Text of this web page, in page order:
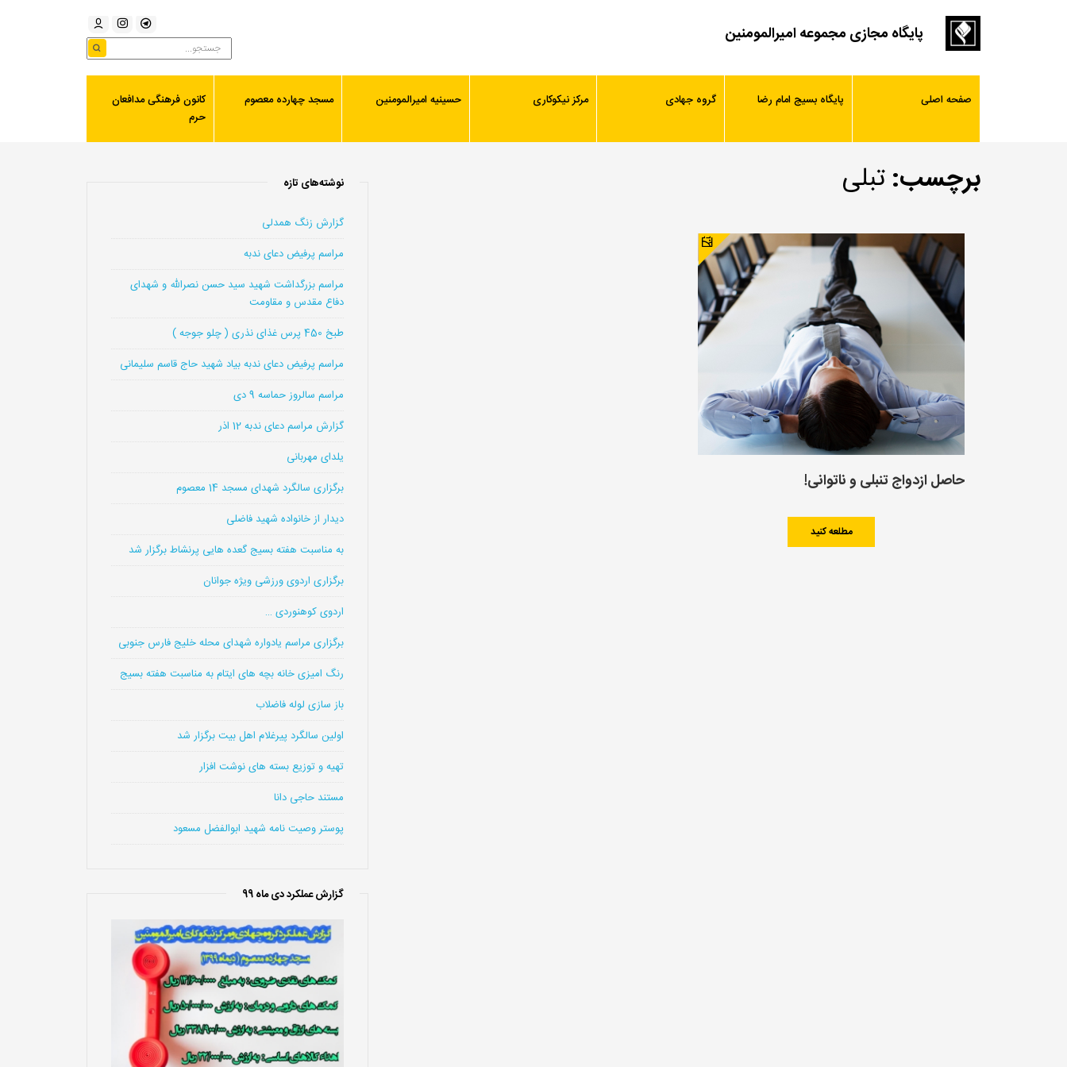
پایگاه مجازی مجموعه امیرالمومنین
صفحه اصلی پایگاه بسیج امام رضا گروه جهادی مرکز نیکوکاری حسینیه امیرالمومنین مسجد چهارده معصوم
کانون فرهنگی مدافعان
حرم
برچسب:تبلی
حاصل ازدواج تنبلى و ناتوانى!
مطلعه کنید
نوشته‌های تازه
گزارش زنگ همدلی
مراسم پرفیض دعای ندبه
مراسم بزرگداشت شهید سید حسن نصرالله و شهدای
دفاع مقدس و مقاومت
طبخ 450 پرس غذای نذری ( چلو جوجه )
مراسم پرفیض دعای ندبه بیاد شهید حاج قاسم سلیمانی
مراسم سالروز حماسه 9 دی
گزارش مراسم دعای ندبه 12 اذر
یلدای مهربانی
برگزاری سالگرد شهدای مسجد 14 معصوم
دیدار از خانواده شهید فاضلی
به مناسبت هفته بسیج گعده هایی پرنشاط برگزار شد
برگزاری اردوی ورزشی ویژه جوانان
اردوی کوهنوردی …
برگزاری مراسم یادواره شهدای محله خلیج فارس جنوبی
رنگ امیزی خانه بچه های ایتام به مناسبت هفته بسیج
باز سازی لوله فاضلاب
اولین سالگرد پیرغلام اهل بیت برگزار شد
تهیه و توزیع بسته های نوشت افزار
مستند حاجی دانا
پوستر وصیت نامه شهید ابوالفضل مسعود
گزارش عملکرد دی ماه 99